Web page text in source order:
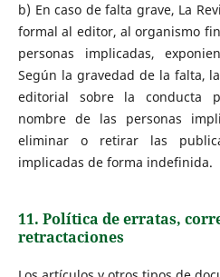
b) En caso de falta grave, La
formal al editor, al organismo
personas implicadas,
Según la gravedad de la falta,
editorial sobre la conducta
nombre de las personas
eliminar o retirar las
implicadas de forma indefinida.
11. Política de erratas,
retractaciones